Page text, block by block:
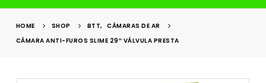
HOME SHOP BTT,
CÂMARAS DE AR
CÂMARA ANTI-FUROS SLIME 29″ VÁLVULA PRESTA